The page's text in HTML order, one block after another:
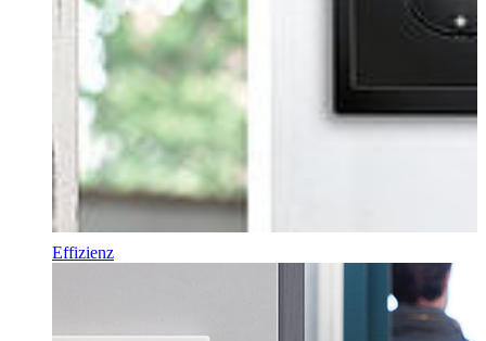
Effizienz